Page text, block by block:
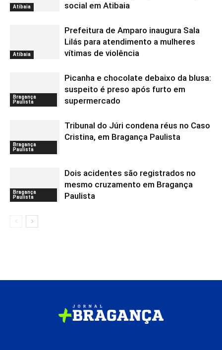
Atibaia
social em Atibaia
Atibaia
Prefeitura de Amparo inaugura Sala
Lilás para atendimento a mulheres
vítimas de violência
Bragança
Paulista
Picanha e chocolate debaixo da blusa:
suspeito é preso após furto em
supermercado
Bragança
Paulista
Tribunal do Júri condena réus no Caso
Cristina, em Bragança Paulista
Bragança
Paulista
Dois acidentes são registrados no
mesmo cruzamento em Bragança
Paulista